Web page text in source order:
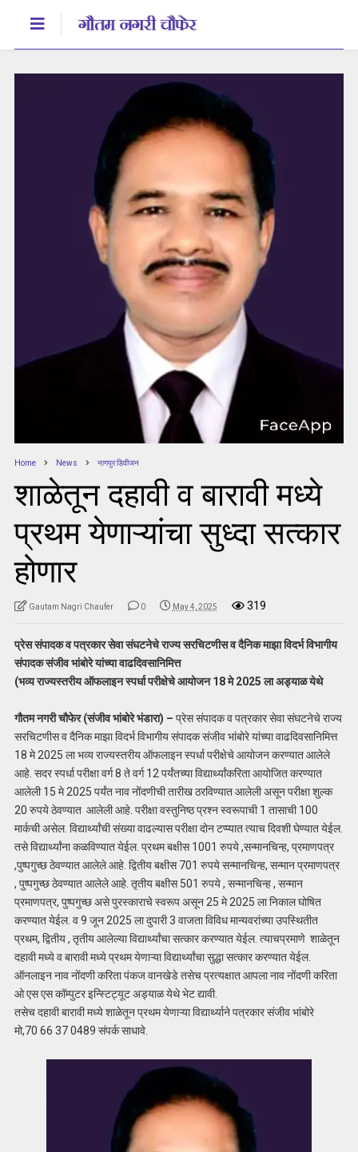
Home News नागपुर डिवीजन
शाळेतून दहावी व बारावी मध्ये
प्रथम येणाऱ्यांचा सुध्दा सत्कार
होणार
Gautam Nagri Chaufer 0 May 4, 2025 319
प्रेस संपादक व पत्रकार सेवा संघटनेचे राज्य सरचिटणीस व दैनिक माझा विदर्भ विभागीय
संपादक संजीव भांबोरे यांच्या वाढदिवसानिमित्त
(भव्य राज्यस्तरीय ऑफलाइन स्पर्धा परीक्षेचे आयोजन 18 मे 2025 ला अड्याळ येथे
गौतम नगरी चौफेर (संजीव भांबोरे भंडारा) – प्रेस संपादक व पत्रकार सेवा संघटनेचे राज्य
सरचिटणीस व दैनिक माझा विदर्भ विभागीय संपादक संजीव भांबोरे यांच्या वाढदिवसानिमित्त
18 मे 2025 ला भव्य राज्यस्तरीय ऑफलाइन स्पर्धा परीक्षेचे आयोजन करण्यात आलेले
आहे. सदर स्पर्धा परीक्षा वर्ग 8 ते वर्ग 12 पर्यंतच्या विद्यार्थ्यांकरिता आयोजित करण्यात
आलेली 15 मे 2025 पर्यंत नाव नोंदणीची तारीख ठरविण्यात आलेली असून परीक्षा शुल्क
20 रुपये ठेवण्यात आलेली आहे. परीक्षा वस्तुनिष्ठ प्रश्न स्वरूपाची 1 तासाची 100
मार्कची असेल. विद्यार्थ्यांची संख्या वाढल्यास परीक्षा दोन टप्प्यात त्याच दिवशी घेण्यात येईल.
तसे विद्यार्थ्यांना कळविण्यात येईल. प्रथम बक्षीस 1001 रुपये ,सन्मानचिन्ह, प्रमाणपत्र
,पुष्पगुच्छ ठेवण्यात आलेले आहे. द्वितीय बक्षीस 701 रुपये सन्मानचिन्ह, सन्मान प्रमाणपत्र
, पुष्पगुच्छ ठेवण्यात आलेले आहे. तृतीय बक्षीस 501 रुपये , सन्मानचिन्ह , सन्मान
प्रमाणपत्र, पुष्पगुच्छ असे पुरस्काराचे स्वरूप असून 25 मे 2025 ला निकाल घोषित
करण्यात येईल. व 9 जून 2025 ला दुपारी 3 वाजता विविध मान्यवरांच्या उपस्थितीत
प्रथम, द्वितीय , तृतीय आलेल्या विद्यार्थ्यांचा सत्कार करण्यात येईल. त्याचप्रमाणे शाळेतून
दहावी मध्ये व बारावी मध्ये प्रथम येणाऱ्या विद्यार्थ्यांचा सुद्धा सत्कार करण्यात येईल.
ऑनलाइन नाव नोंदणी करिता पंकज वानखेडे तसेच प्रत्यक्षात आपला नाव नोंदणी करिता
ओ एस एस कॉम्पुटर इन्स्टिट्यूट अड्याळ येथे भेट द्यावी.
तसेच दहावी बारावी मध्ये शाळेतून प्रथम येणाऱ्या विद्यार्थ्याने पत्रकार संजीव भांबोरे
मो,70 66 37 0489 संपर्क साधावे.